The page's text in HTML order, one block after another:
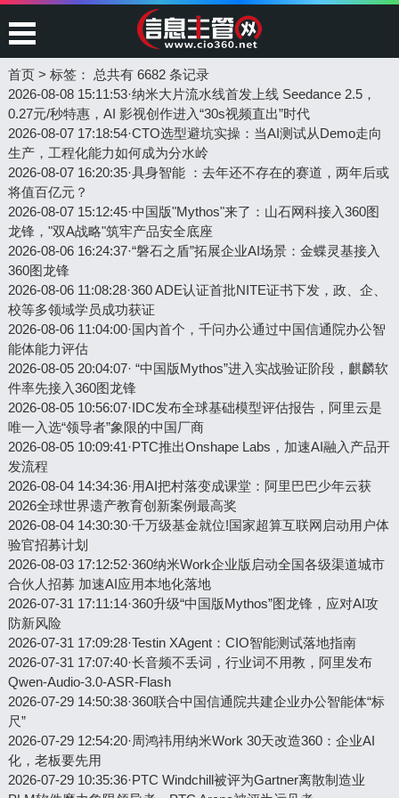
首页> 标签：
总共有 6682 条记录
2026-08-08 15:11:53·纳米大片流水线首发上线 Seedance 2.5，
0.27元/秒特惠，AI 影视创作进入“30s视频直出”时代
2026-08-07 17:18:54·CTO选型避坑实操：当AI测试从Demo走向
生产，工程化能力如何成为分水岭
2026-08-07 16:20:35·具身智能 ：去年还不存在的赛道，两年后或
将值百亿元？
2026-08-07 15:12:45·中国版"Mythos"来了：山石网科接入360图
龙锋，"双A战略"筑牢产品安全底座
2026-08-06 16:24:37·“磐石之盾”拓展企业AI场景：金蝶灵基接入
360图龙锋
2026-08-06 11:08:28·360 ADE认证首批NITE证书下发，政、企、
校等多领域学员成功获证
2026-08-06 11:04:00·国内首个，千问办公通过中国信通院办公智
能体能力评估
2026-08-05 20:04:07· ​ “中国版Mythos”进入实战验证阶段，麒麟软
件率先接入360图龙锋
2026-08-05 10:56:07·IDC发布全球基础模型评估报告，阿里云是
唯一入选“领导者”象限的中国厂商
2026-08-05 10:09:41·PTC推出Onshape Labs，加速AI融入产品开
发流程
2026-08-04 14:34:36·用AI把村落变成课堂：阿里巴巴少年云获
2026全球世界遗产教育创新案例最高奖
2026-08-04 14:30:30·千万级基金就位!国家超算互联网启动用户体
验官招募计划
2026-08-03 17:12:52·360纳米Work企业版启动全国各级渠道城市
合伙人招募 加速AI应用本地化落地
2026-07-31 17:11:14·360升级“中国版Mythos”图龙锋，应对AI攻
防新风险
2026-07-31 17:09:28·Testin XAgent：CIO智能测试落地指南
2026-07-31 17:07:40·长音频不丢词，行业词不用教，阿里发布
Qwen-Audio-3.0-ASR-Flash
2026-07-29 14:50:38·360联合中国信通院共建企业办公智能体“标
尺”
2026-07-29 12:54:20·周鸿祎用纳米Work 30天改造360：企业AI
化，老板要先用
2026-07-29 10:35:36·PTC Windchill被评为Gartner离散制造业